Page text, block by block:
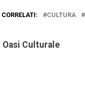
CULTURA
Oasi Culturale